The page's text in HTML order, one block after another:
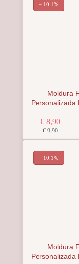
Moldura
Personalizada
€ 8,90
€ 9,90
− 10.1%
Moldura
Personalizada
− 10.1%